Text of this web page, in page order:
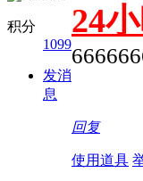
积分
1099
发消
息
24
回复
使用道具